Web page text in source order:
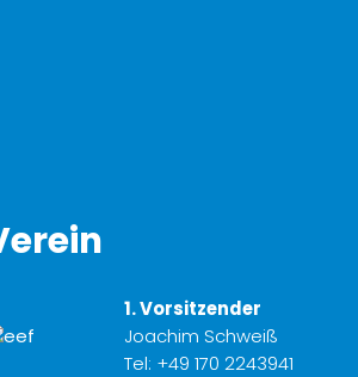
1. Vorsitzender
Joachim Schweiß
Tel: +49 170 2243941